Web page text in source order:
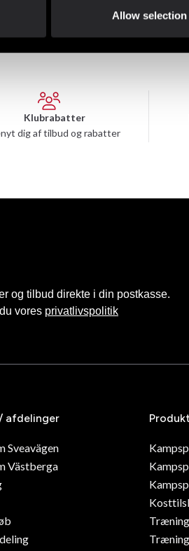
Allow selection
Klubrabatter
dig af tilbud og rabatter
og tilbud direkte i din postkasse.
vores privatlivspolitik
afdelinger
Sveavägen
Västberga